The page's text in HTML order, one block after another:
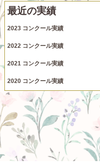
最近の実績
2023 コンクール実績
2022 コンクール実績
2021 コンクール実績
2020 コンクール実績